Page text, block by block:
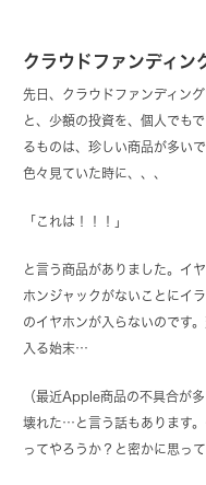
クラウドファンディン
先日、クラウドファンディン
と、少額の投資を、個人でも
るものは、珍しい商品が多い
色々見ていた時に、、、
「これは！！！」
と言う商品がありました。イ
ホンジャックがないことにイ
のイヤホンが入らないのです
入る始末…
（最近Apple商品の不具合が
壊れた…と言う話もあります
ってやろうか？と密かに思っ